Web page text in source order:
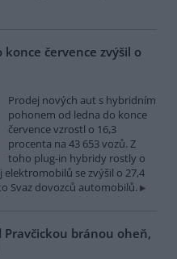
července zvýšil o
Prodej nových aut s hybridním
pohonem od ledna do konce
července vzrostl o 16,3
procenta na 43 653 vozů. Z
toho plug-in hybridy rostly o
elektromobilů se zvýšil o 27,4
Svaz dovozců automobilů.
Pravčickou bránou oheň,